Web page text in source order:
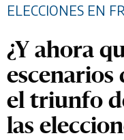
ELECCIONES EN
¿Y ahora
escenarios
el triunfo
las